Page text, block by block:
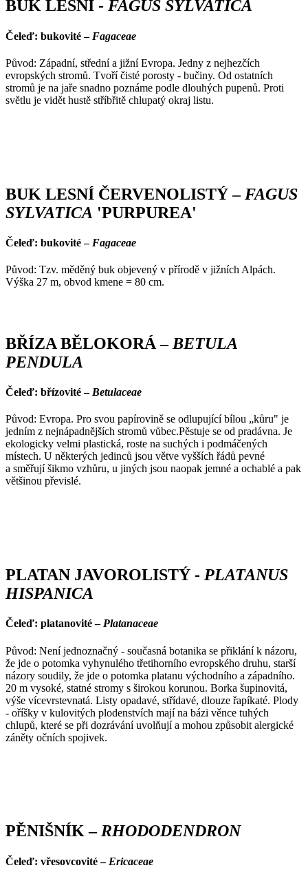
BUK LESNÍ - FAGUS SYLVATICA
Čeleď: bukovité –Fagaceae
Původ: Západní, střední a jižní Evropa. Jedny z nejhezčích
evropských stromů. Tvoří čisté porosty - bučiny. Od ostatních
stromů je na jaře snadno poznáme podle dlouhých pupenů. Proti
světlu je vidět hustě stříbřitě chlupatý okraj listu.
BUK LESNÍ ČERVENOLISTÝ – FAGUS
SYLVATICA 'PURPUREA'
Čeleď: bukovité – Fagaceae
Původ: Tzv. měděný buk objevený v přírodě v jižních Alpách.
Výška 27 m, obvod kmene = 80 cm.
BŘÍZA BĚLOKORÁ – BETULA
PENDULA
Čeleď: břízovité – Betulaceae
Původ: Evropa. Pro svou papírovině se odlupující bílou „kůru" je
jedním z nejnápadnějších stromů vůbec.Pěstuje se od pradávna. Je
ekologicky velmi plastická, roste na suchých i podmáčených
místech. U některých jedinců jsou větve vyšších řádů pevné
a směřují šikmo vzhůru, u jiných jsou naopak jemné a ochablé a pak
většinou převislé.
PLATAN JAVOROLISTÝ - PLATANUS
HISPANICA
Čeleď: platanovité –Platanaceae
Původ: Není jednoznačný - současná botanika se přiklání k názoru,
že jde o potomka vyhynulého třetihorního evropského druhu, starší
názory soudily, že jde o potomka platanu východního a západního.
20 m vysoké, statné stromy s širokou korunou. Borka šupinovitá,
výše vícevrstevnatá. Listy opadavé, střídavé, dlouze řapíkaté. Plody
- oříšky v kulovitých plodenstvích mají na bázi věnce tuhých
chlupů, které se při dozrávání uvolňují a mohou způsobit alergické
záněty očních spojivek.
PĚNIŠNÍK –RHODODENDRON
Čeleď: vřesovcovité – Ericaceae